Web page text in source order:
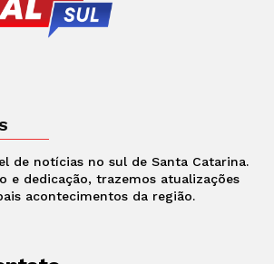
de notícias no sul de Santa Catarina.
e dedicação, trazemos atualizações
acontecimentos da região.